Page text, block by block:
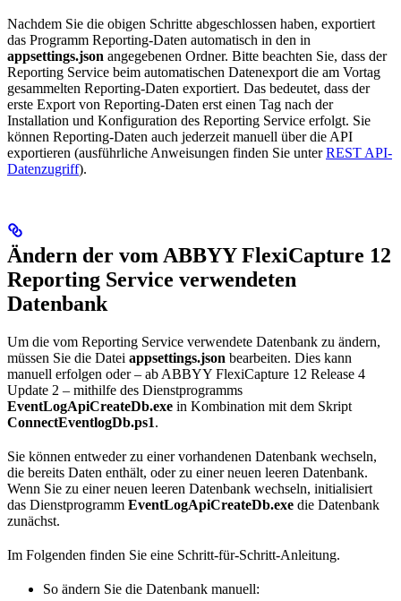
Nachdem Sie die obigen Schritte abgeschlossen haben, exportiert
das Programm Reporting-Daten automatisch in den in
appsettings.json angegebenen Ordner. Bitte beachten Sie, dass der
Reporting Service beim automatischen Datenexport die am Vortag
gesammelten Reporting-Daten exportiert. Das bedeutet, dass der
erste Export von Reporting-Daten erst einen Tag nach der
Installation und Konfiguration des Reporting Service erfolgt. Sie
können Reporting-Daten auch jederzeit manuell über die API
exportieren (ausführliche Anweisungen finden Sie unterREST API-
Datenzugriff).
Ändern der vom ABBYY FlexiCapture 12
Reporting Service verwendeten
Datenbank
Um die vom Reporting Service verwendete Datenbank zu ändern,
müssen Sie die Datei appsettings.json bearbeiten. Dies kann
manuell erfolgen oder – ab ABBYY FlexiCapture 12 Release 4
Update 2 – mithilfe des Dienstprogramms
EventLogApiCreateDb.exe in Kombination mit dem Skript
ConnectEventlogDb.ps1.
Sie können entweder zu einer vorhandenen Datenbank wechseln,
die bereits Daten enthält, oder zu einer neuen leeren Datenbank.
Wenn Sie zu einer neuen leeren Datenbank wechseln, initialisiert
das Dienstprogramm EventLogApiCreateDb.exe die Datenbank
zunächst.
Im Folgenden finden Sie eine Schritt-für-Schritt-Anleitung.
So ändern Sie die Datenbank manuell: